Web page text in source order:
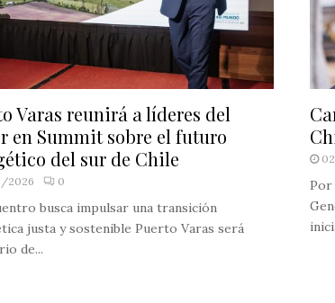
Varas reunirá a líderes del
en Summit sobre el futuro
del sur de Chile
2026 0
busca impulsar una transición
justa y sostenible Puerto Varas será
de...
Por